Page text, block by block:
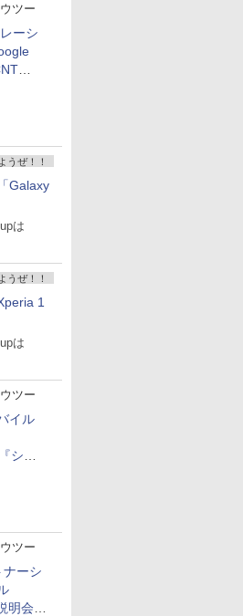
ツー
ーシ
うぜ！！
Galaxy
は
うぜ！！
1
は
ツー
イル
シャ
ツー
ナーシ
明会』